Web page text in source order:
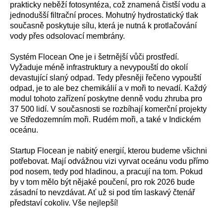
prakticky neběží fotosyntéza, což znamená čistší vodu a
jednodušší filtrační proces. Mohutný hydrostatický tlak
současně poskytuje sílu, která je nutná k protlačování
vody přes odsolovací membrány.
Systém Flocean One je i šetrnější vůči prostředí.
Vyžaduje méně infrastruktury a nevypouští do okolí
devastující slaný odpad. Tedy přesněji řečeno vypouští
odpad, je to ale bez chemikálií a v moři to nevadí. Každý
modul tohoto zařízení poskytne denně vodu zhruba pro
37 500 lidí. V současnosti se rozbíhají komerční projekty
ve Středozemním moři. Rudém moři, a také v Indickém
oceánu.
Startup Flocean je nabitý energií, kterou budeme všichni
potřebovat. Mají odvážnou vizi vyrvat oceánu vodu přímo
pod nosem, tedy pod hladinou, a pracují na tom. Pokud
by v tom mělo být nějaké poučení, pro rok 2026 bude
zásadní to nevzdávat. Ať už si pod tím laskavý čtenář
představí cokoliv. Vše nejlepší!